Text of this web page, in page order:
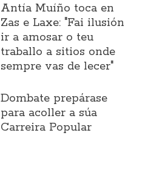
Antía Muíño toca en
Zas e Laxe: "Fai ilusión
ir a amosar o teu
traballo a sitios onde
sempre vas de lecer"
Dombate prepárase
para acoller a súa
Carreira Popular